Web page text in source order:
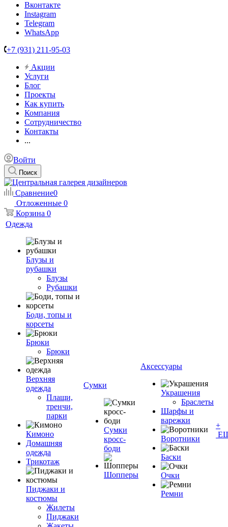
Вконтакте
Instagram
Telegram
WhatsApp
+7 (931) 211-95-03
Акции
Услуги
Блог
Проекты
Как купить
Компания
Сотрудничество
Контакты
...
Войти
Поиск
Сравнение0
Отложенные 0
Корзина 0
Одежда
Блузы и
рубашки
Блузы
Рубашки
Боди, топы и
корсеты
Брюки
Брюки
Верхняя
одежда
Плащи,
тренчи,
парки
Кимоно
Домашняя
одежда
Трикотаж
Пиджаки и
костюмы
Жилеты
Пиджаки
Сумки
Сумки
кросс-
боди
Шопперы
Аксессуары
Украшения
Браслеты
Шарфы и
варежки
Воротники
Баски
Очки
Ремни
+